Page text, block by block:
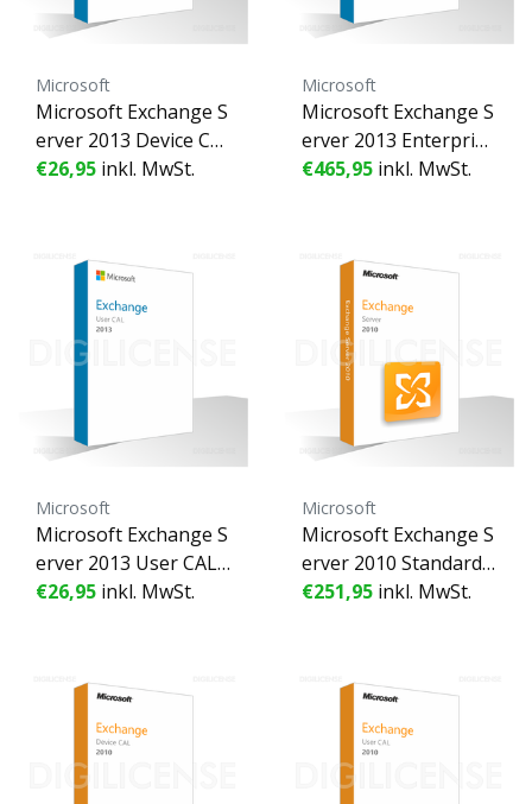
Microsoft
Microsoft Exchange S
erver 2013 Device CA
L - 1 Gerät - Unbefrist
€26,95 inkl. MwSt.
Microsoft
Microsoft Exchange S
erver 2013 Enterprise
User CAL - 1 Benutze
ebraucht)
€465,95 inkl. MwSt.
Microsoft
Microsoft Exchange S
erver 2013 User CAL -
1 Benutzer - Unbefris
€26,95 inkl. MwSt.
Microsoft
Microsoft Exchange S
erver 2010 Standard -
1 Gerät - Unbefristet
€251,95 inkl. MwSt.